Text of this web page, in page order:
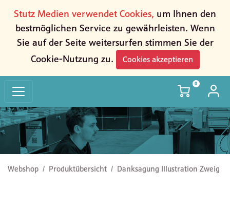
Stutz Medien verwendet Cookies, um Ihnen den
bestmöglichen Service zu gewährleisten. Wenn
Sie auf der Seite weitersurfen stimmen Sie der
Cookie-Nutzung zu.
Cookies akzeptieren
0
Webshop Produktübersicht Danksagung Illustration Zweig
Danksagung Illustration Zweig